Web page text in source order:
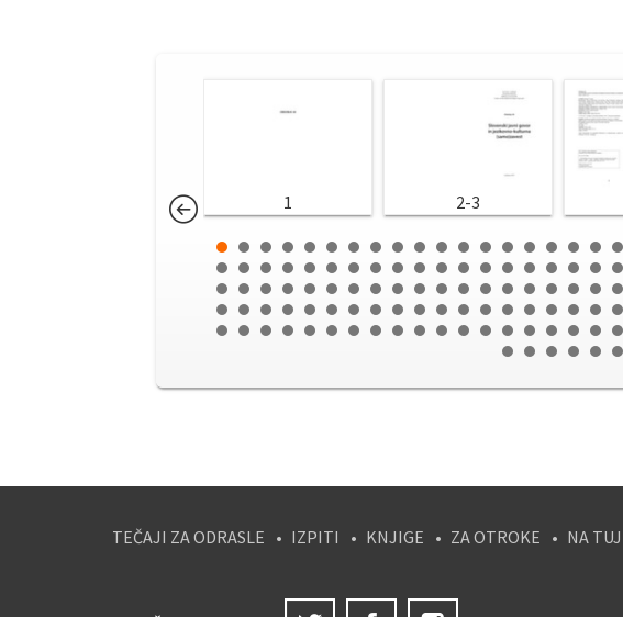
1 2-3
TEČAJI ZA ODRASLE IZPITI KNJIGE ZA OTROKE NA
Twitter Facebook